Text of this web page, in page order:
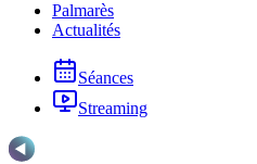
Palmarès
Actualités
Séances
Streaming